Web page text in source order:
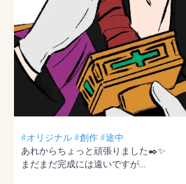
#オリジナル#創作#途中
あれからちょっと頑張りました✒️✨
まだまだ完成には遠いですが…